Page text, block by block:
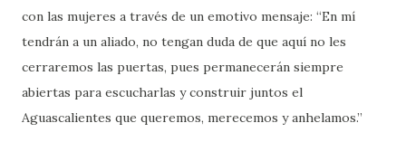
con las mujeres a través de un emotivo mensaje: “En mí
tendrán a un aliado, no tengan duda de que aquí no les
cerraremos las puertas, pues permanecerán siempre
abiertas para escucharlas y construir juntos el
Aguascalientes que queremos, merecemos y anhelamos.”